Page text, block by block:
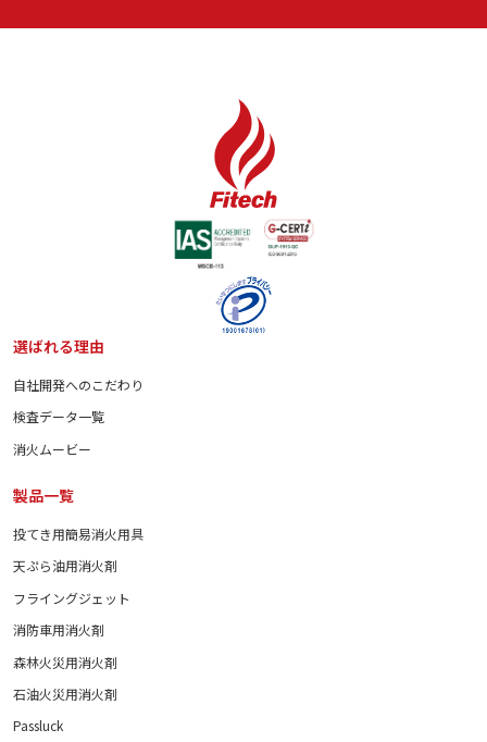
選ばれる理由
自社開発へのこだわり
検査データ一覧
消火ムービー
製品一覧
投てき用簡易消火用具
天ぷら油用消火剤
フライングジェット
消防車用消火剤
森林火災用消火剤
石油火災用消火剤
Passluck